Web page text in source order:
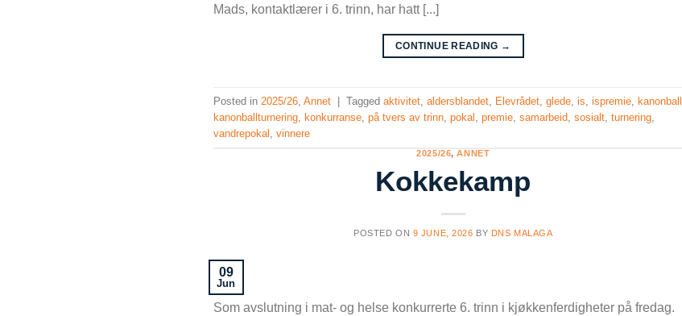
Mads, kontaktlærer i 6. trinn, har hatt [...]
CONTINUE READING →
Posted in 2025/26 ,Annet | Taggedaktivitet ,aldersblandet Elevrådet ,glede ,is ,ispremie ,kanonball
kanonballturnering ,konkurranse ,på tvers av trinn ,pokal ,premie ,samarbeid ,sosialt ,turnering
vandrepokal ,vinnere
2025/26,ANNET
Kokkekamp
POSTED ON 9 JUNE, 2026 BY DNS MALAGA
09
Jun
Som avslutning i mat- og helse konkurrerte 6. trinn i kjøkkenferdigheter på fredag.